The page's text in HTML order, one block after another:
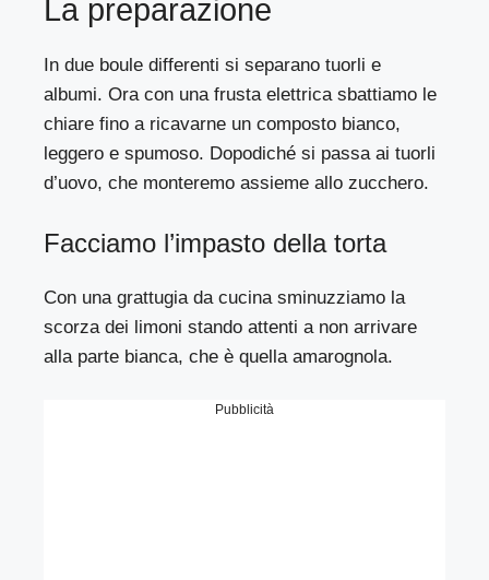
La preparazione
In due boule differenti si separano tuorli e
albumi. Ora con una frusta elettrica sbattiamo le
chiare fino a ricavarne un composto bianco,
leggero e spumoso. Dopodiché si passa ai tuorli
d’uovo, che monteremo assieme allo zucchero.
Facciamo l’impasto della torta
Con una grattugia da cucina sminuzziamo la
scorza dei limoni stando attenti a non arrivare
alla parte bianca, che è quella amarognola.
Pubblicità